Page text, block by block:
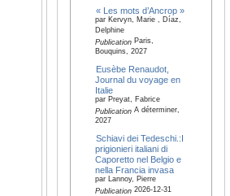
« Les mots d’Ancrop »
par Kervyn, Marie , Díaz,
Delphine
PublicationParis,
Bouquins, 2027
Eusèbe Renaudot,
Journal du voyage en
Italie
par Preyat, Fabrice
PublicationA déterminer,
2027
Schiavi dei Tedeschi.:I
prigionieri italiani di
Caporetto nel Belgio e
nella Francia invasa
par Lannoy, Pierre
Publication2026-12-31